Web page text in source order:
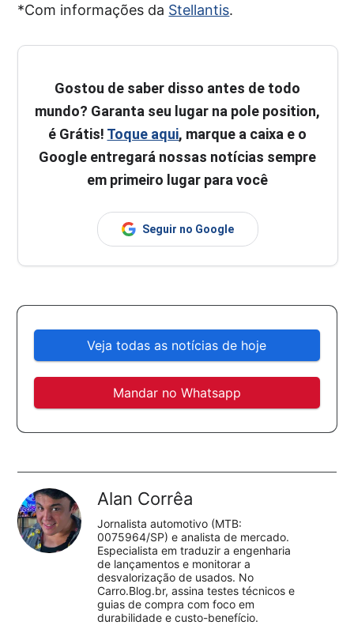
*Com informações da Stellantis.
Gostou de saber disso antes de todo
mundo? Garanta seu lugar na pole position,
é Grátis! Toque aqui, marque a caixa e o
Google entregará nossas notícias sempre
em primeiro lugar para você
Seguir no Google
Veja todas as notícias de hoje
Mandar no Whatsapp
Alan Corrêa
Jornalista automotivo (MTB:
0075964/SP) e analista de mercado.
Especialista em traduzir a engenharia
de lançamentos e monitorar a
desvalorização de usados. No
Carro.Blog.br, assina testes técnicos e
guias de compra com foco em
durabilidade e custo-benefício.